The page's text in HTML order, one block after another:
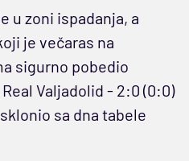
u zoni ispadanja, a
je večaras na
sigurno pobedio
Valjadolid - 2:0 (0:0)
sa dna tabele